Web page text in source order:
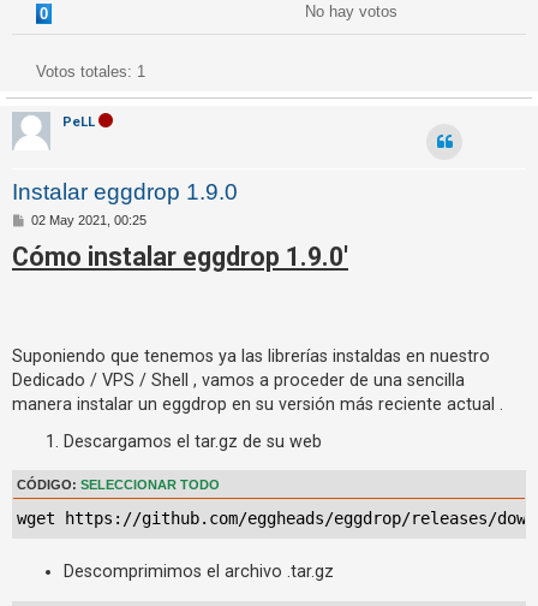
g
i
t
r
a
T
m
a
s
0
No hay votos
Votos totales: 1
PeLL
Instalar eggdrop 1.9.0
M
n
s
02 May 2021, 00:25
Cómo instalar eggdrop 1.9.0'
Suponiendo que tenemos ya las librerías instaldas en nuestro
Dedicado / VPS / Shell , vamos a proceder de una sencilla
manera instalar un eggdrop en su versión más reciente actual .
Descargamos el tar.gz de su web
CÓDIGO: SELECCIONAR TODO
wget https://github.com/eggheads/eggdrop/releases/
Descomprimimos el archivo .tar.gz